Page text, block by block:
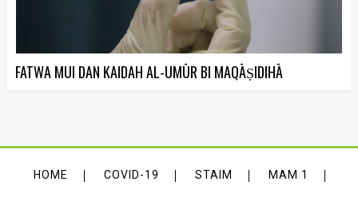
FATWA MUI DAN KAIDAH AL-UMŪR BI MAQĀṢIDIHĀ
HOME COVID-19 STAIM MAM 1